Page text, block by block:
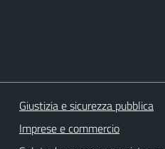
Giustizia e sicurezza pubblica
Imprese e commercio